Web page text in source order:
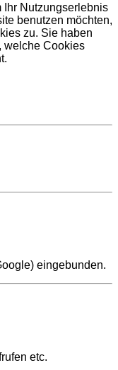
Ihr Nutzungserlebnis
benutzen möchten,
zu. Sie haben
welche Cookies
eingebunden.
etc.